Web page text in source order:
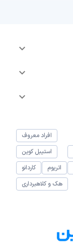
افراد معروف
استیبل کوین
اتریوم
کاردانو
هک و کلاهبرداری